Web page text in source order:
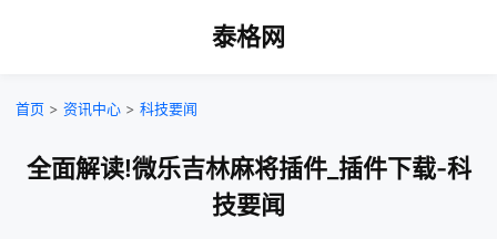
泰格网
首页 > 资讯中心 > 科技要闻
全面解读!微乐吉林麻将插件_插件下载-科
技要闻